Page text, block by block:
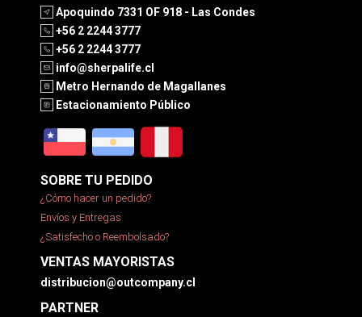
Apoquindo 7331 OF 918 - Las Condes
+56 2 2244 3777
+56 2 2244 3777
info@sherpalife.cl
Metro Hernando de Magallanes
Estacionamiento Público
SOBRE TU PEDIDO
¿Cómo hacer un pedido?
Envíos y Entregas
¿Satisfecho o Reembolsado?
VENTAS MAYORISTAS
distribucion@outcompany.cl
PARTNER